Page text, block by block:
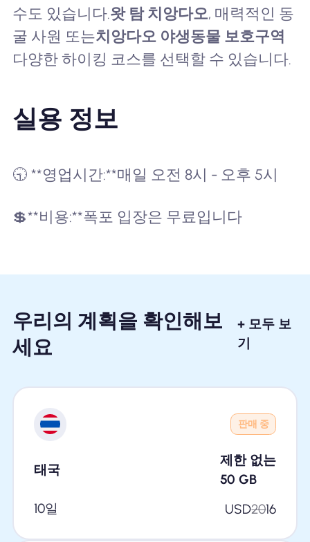
수도 있습니다.왓 탐 치앙다오, 매력적인 동
굴 사원 또는치앙다오 야생동물 보호구역
다양한 하이킹 코스를 선택할 수 있습니다.
실용 정보
🕤 **영업시간:**매일 오전 8시 - 오후 5시
💲**비용:**폭포 입장은 무료입니다
우리의 계획을 확인해보
세요
+ 모두 보
기
판매 중
태국
제한 없는
50 GB
10일
USD2016